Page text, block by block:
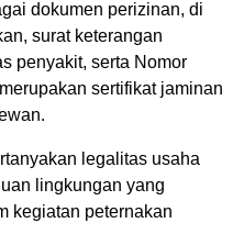
dokumen perizinan, di
surat keterangan
penyakit, serta Nomor
sertifikat jaminan
legalitas usaha
lingkungan yang
kegiatan peternakan